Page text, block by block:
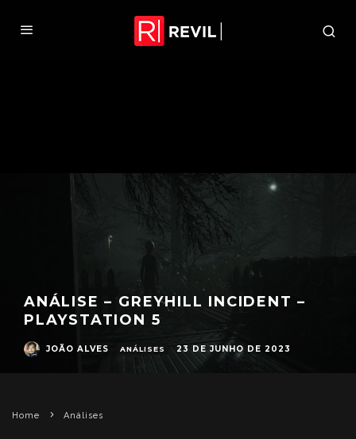
ANÁLISE – GREYHILL INCIDENT –
PLAYSTATION 5
JOÃO ALVES ANÁLISES 23 DE JUNHO DE 2023
Home Análises